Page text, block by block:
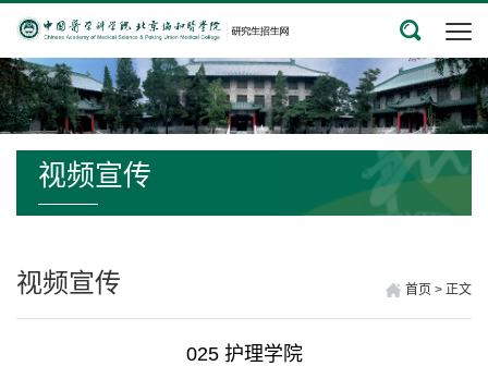
视频宣传
视频宣传 首页 > 正文
025 护理学院